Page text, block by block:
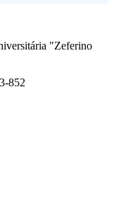
"Zeferino
852